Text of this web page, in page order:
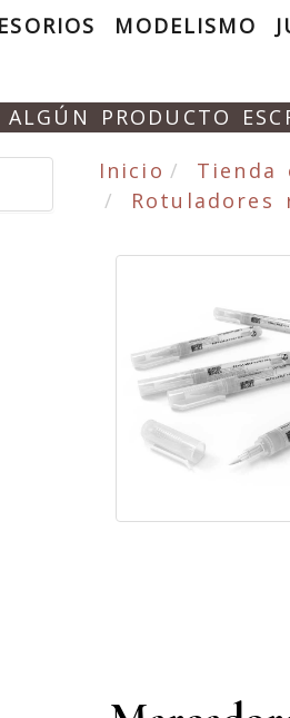
MODELISMO
ALGÚN PRODUCTO
Inicio Tienda
Rotuladores